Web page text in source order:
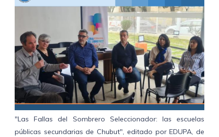
"Las Fallas del Sombrero Seleccionador: las escuelas
públicas secundarias de Chubut", editado por EDUPA, de